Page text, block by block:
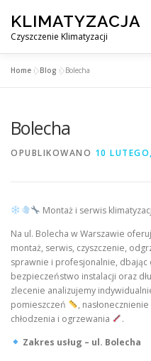
treści
KLIMATYZACJA
Czyszczenie Klimatyzacji
OBSŁUGIWANE MIASTA
Home »Blog »Bolecha
Bolecha
OPUBLIKOWANO 10
Montaż i serwis
Na ul. Bolecha w Warszawie
montaż, serwis, czyszczenie,
sprawnie i profesjonalnie,
bezpieczeństwo instalacji oraz
zlecenie analizujemy
pomieszczeń
, nasłonecznienie
chłodzenia i ogrzewania
.
Zakres usług – ul. Bolecha